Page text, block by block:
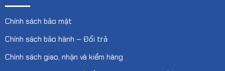
Chính sách bảo mật
Chính sách bảo hành – Đổi trả
Chính sách giao, nhận và kiểm hàng